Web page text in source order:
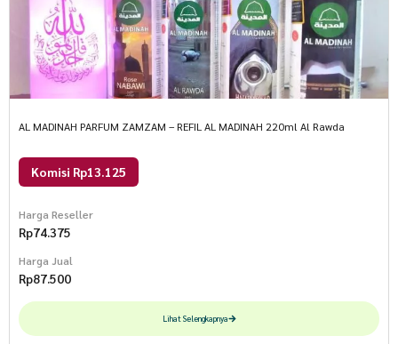
AL MADINAH PARFUM ZAMZAM – REFIL AL MADINAH 220ml Al Rawda
Komisi Rp13.125
Harga Reseller
Rp74.375
Harga Jual
Rp87.500
Lihat Selengkapnya